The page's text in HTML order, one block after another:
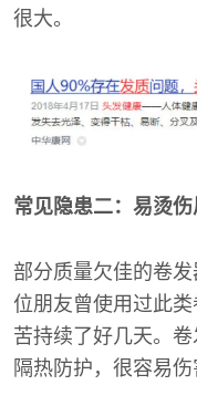
很大。
常见隐患二：易烫
部分质量欠佳的卷
位朋友曾使用过此
苦持续了好几天。
隔热防护，很容易